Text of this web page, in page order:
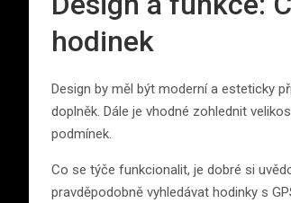
hodinek
Design by měl být moderní a esteticky
doplněk. Dále je vhodné zohlednit
podmínek.
Co se týče funkcionalit, je dobré si
pravděpodobně vyhledávat hodinky s